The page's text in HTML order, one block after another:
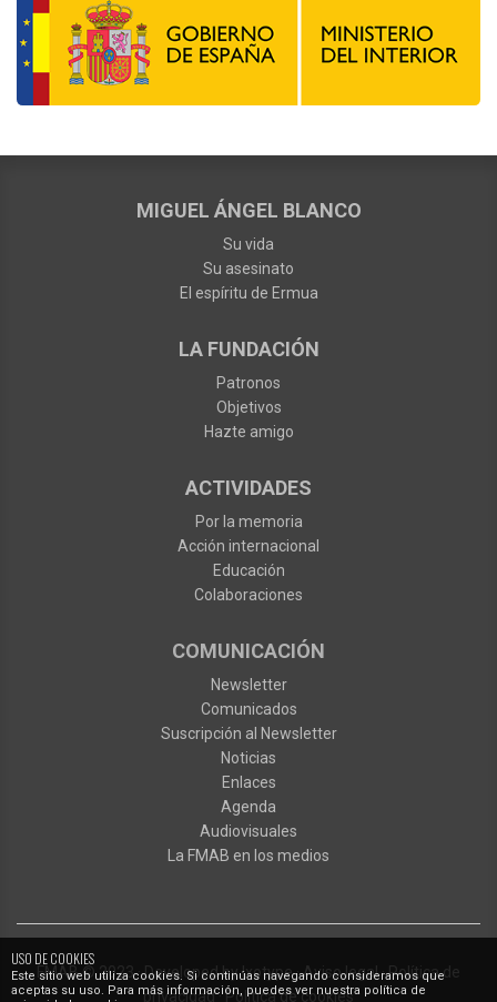
USO DE COOKIES
Este sitio web utiliza cookies. Si continúas navegando consideramos que
aceptas su uso. Para más información, puedes ver nuestra política de
MIGUEL ÁNGEL BLANCO
Su vida
Su asesinato
El espíritu de Ermua
LA FUNDACIÓN
Patronos
Objetivos
Hazte amigo
ACTIVIDADES
Por la memoria
Acción internacional
Educación
Colaboraciones
COMUNICACIÓN
Newsletter
Comunicados
Suscripción al Newsletter
Noticias
Enlaces
Agenda
Audiovisuales
La FMAB en los medios
FMAB© 2023·Developed byIxotype·Aviso legal·Política de
privacidad·Política de cookies